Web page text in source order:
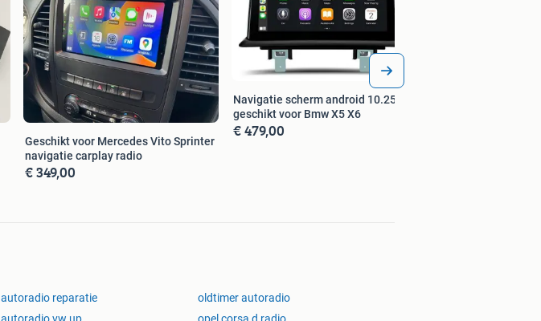
Geschikt voor Mercedes Vito Sprinter
navigatie carplay radio
€ 349,00
Navigatie scherm android 10.25 inch
geschikt voor Bmw X5 X6
€ 479,00
autoradio reparatie
oldtimer autoradio